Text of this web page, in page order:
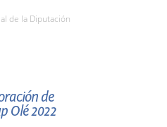
de la Diputación
de
Olé 2022